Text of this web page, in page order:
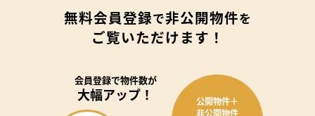
無料会員登録で非公開物件を
ご覧いただけます！
会員登録で物件数が
大幅アップ！
公開物件＋
非公開物件